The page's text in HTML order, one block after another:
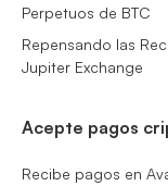
Perpetuos de BTC
Repensando las
Jupiter Exchange
Acepte pagos
Recibe pagos en